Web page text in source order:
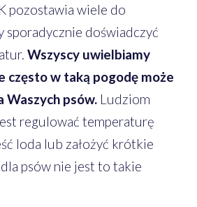
pozostawia wiele do
sporadycznie doświadczyć
Wszyscy uwielbiamy
często w taką pogodę może
Waszych psów. Ludziom
regulować temperaturę
loda lub założyć krótkie
psów nie jest to takie